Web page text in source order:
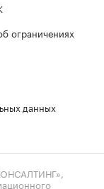
ограничениях
данных